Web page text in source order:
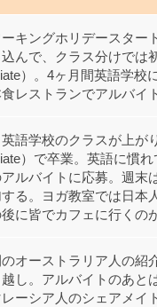
キングホリデースター
んで、クラス分けでは
）。4ヶ月間英語学校
レストランでアルバイ
語学校のクラスが上が
）で卒業。英語に慣
ルバイトに応募。週末
る。ヨガ教室では日本
に皆でカフェに行くの
オーストラリア人の紹
し。アルバイトのあと
ーシア人のシェアメイ